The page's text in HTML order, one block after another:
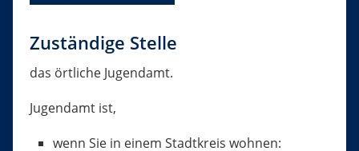
Zuständige Stelle
das örtliche Jugendamt.
Jugendamt ist,
wenn Sie in einem Stadtkreis wohnen: